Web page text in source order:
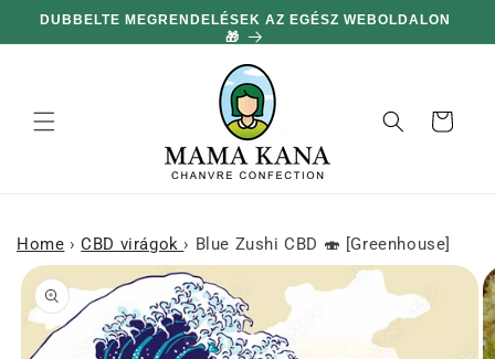
hagyni és
DUBBELTE MEGRENDELÉSEK AZ EGÉSZ WEBOLDALON
🎁
Kosár
Home › CBD virágok › Blue Zushi CBD 🍣 [Greenhouse]
a